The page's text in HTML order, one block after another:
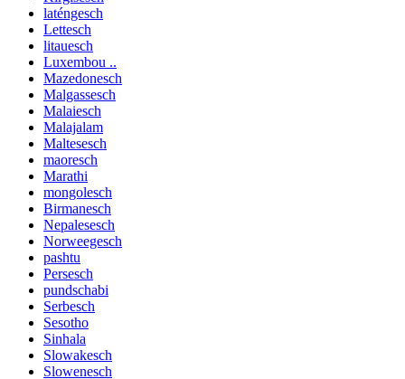
laténgesch
Lettesch
litauesch
Luxembou ..
Mazedonesch
Malgassesch
Malaiesch
Malajalam
Maltesesch
maoresch
Marathi
mongolesch
Birmanesch
Nepalesesch
Norweegesch
pashtu
Persesch
pundschabi
Serbesch
Sesotho
Sinhala
Slowakesch
Slowenesch